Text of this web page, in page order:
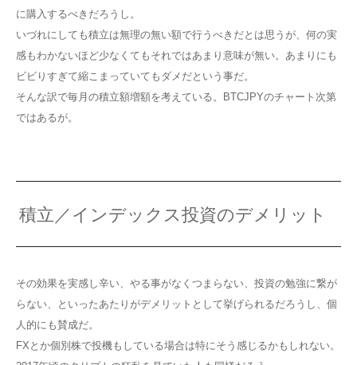
に購入するべきだろうし。
いづれにしても積立は無理の無い額で行うべきだとは思うが、何の実
感もわかないほど少なくてもそれではあまり意味が無い。あまりにも
ビビりすぎて縮こまっていてもダメだという事だ。
そんな訳で毎月の積立額増額を考えている。BTCJPYのチャート次第
ではあるが。
積立／インデックス投資のデメリット
その効果を実感し辛い、やる事がなくつまらない、投資の勉強に繋が
らない、といったあたりがデメリットとして挙げられるだろうし、個
人的にも賛成だ。
FXとか個別株で投機もしている場合は特にそう感じるかもしれない。